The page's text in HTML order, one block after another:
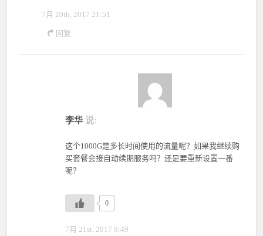
7月 20th, 2017 21:51
回复
李华 说:
这个1000G是多长时间使用的流量呢？如果我继续购
买套餐会接自动续期服务吗？还是要重新设置一番
呢？
0
7月 21st, 2017 9:49